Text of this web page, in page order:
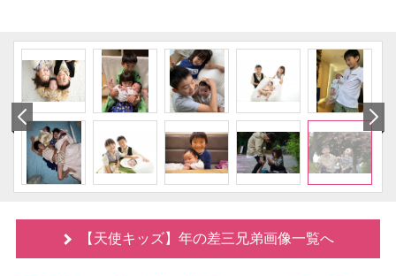
【天使キッズ】年の差三兄弟画像一覧へ